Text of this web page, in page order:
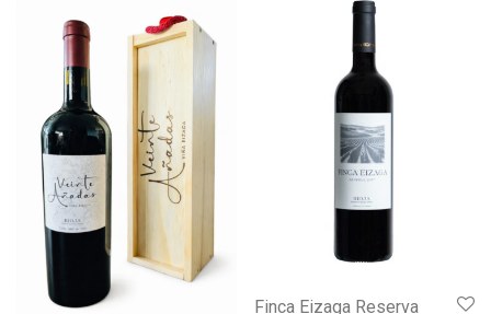
Finca Eizaga Reserva